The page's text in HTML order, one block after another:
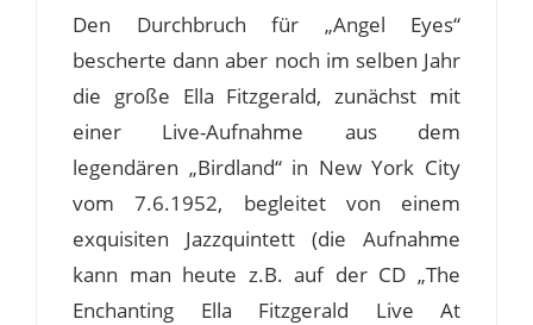
Den Durchbruch für „Angel Eyes“
bescherte dann aber noch im selben Jahr
die große Ella Fitzgerald, zunächst mit
einer Live-Aufnahme aus dem
legendären „Birdland“ in New York City
vom 7.6.1952, begleitet von einem
exquisiten Jazzquintett (die Aufnahme
kann man heute z.B. auf der CD „The
Enchanting Ella Fitzgerald Live At